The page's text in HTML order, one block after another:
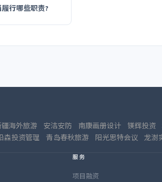
行哪些职责?
海外旅游 安洁安防 南康画册设计 镁辉投资
森投资管理 青岛春秋旅游 阳光思特会议 龙澍
服务
项目融资